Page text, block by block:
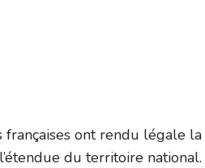
françaises ont rendu légale
du territoire